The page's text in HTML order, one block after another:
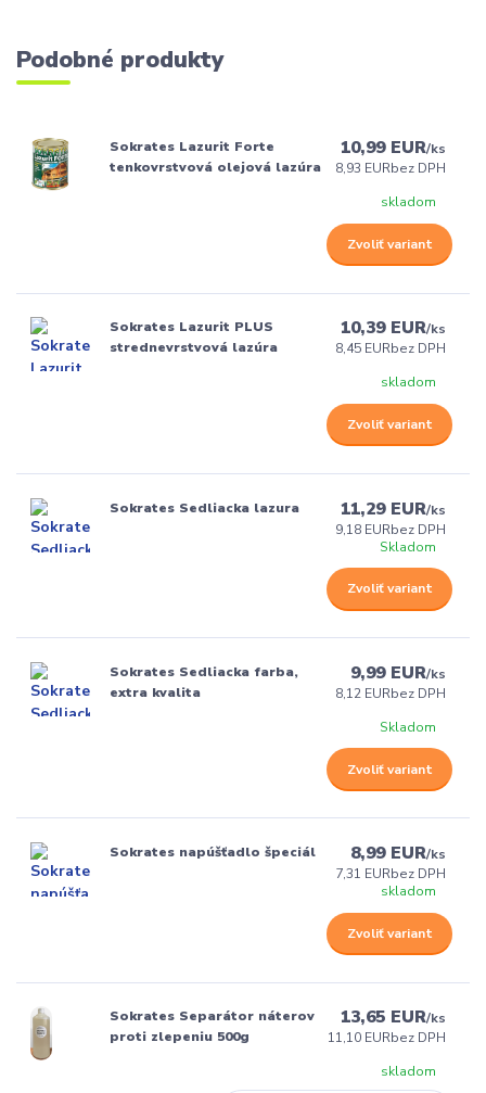
Podobné produkty
Sokrates Lazurit Forte
tenkovrstvová olejová lazúra
10,99 EUR/ks
8,93 EURbez DPH
skladom
Zvoliť variant
Sokrates Lazurit PLUS
strednevrstvová lazúra
10,39 EUR/ks
8,45 EURbez DPH
skladom
Zvoliť variant
Sokrates Sedliacka lazura 11,29 EUR/ks
9,18 EURbez DPH
Skladom
Zvoliť variant
Sokrates Sedliacka farba,
extra kvalita
9,99 EUR/ks
8,12 EURbez DPH
Skladom
Zvoliť variant
Sokrates napúšťadlo špeciál 8,99 EUR/ks
7,31 EURbez DPH
skladom
Zvoliť variant
Sokrates Separátor náterov
proti zlepeniu 500g
13,65 EUR/ks
11,10 EURbez DPH
skladom